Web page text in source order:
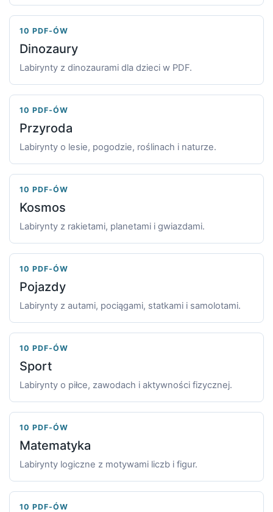
10 PDF-ÓW
Dinozaury
Labirynty z dinozaurami dla dzieci w PDF.
10 PDF-ÓW
Przyroda
Labirynty o lesie, pogodzie, roślinach i naturze.
10 PDF-ÓW
Kosmos
Labirynty z rakietami, planetami i gwiazdami.
10 PDF-ÓW
Pojazdy
Labirynty z autami, pociągami, statkami i samolotami.
10 PDF-ÓW
Sport
Labirynty o piłce, zawodach i aktywności fizycznej.
10 PDF-ÓW
Matematyka
Labirynty logiczne z motywami liczb i figur.
10 PDF-ÓW